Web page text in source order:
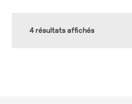
4 résultats affichés